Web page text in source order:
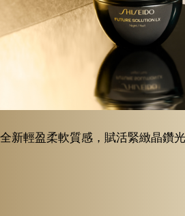
全新輕盈柔軟質感，賦活緊緻晶鑽光